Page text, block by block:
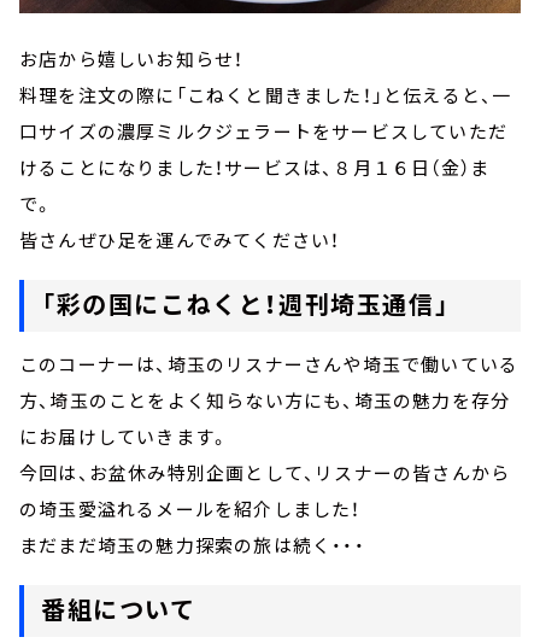
お店から嬉しいお知らせ！
料理を注文の際に「こねくと聞きました！」と伝えると、一
口サイズの濃厚ミルクジェラートをサービスしていただ
けることになりました！サービスは、８月１６日（金）ま
で。
皆さんぜひ足を運んでみてください！
「彩の国にこねくと！週刊埼玉通信」
このコーナーは、埼玉のリスナーさんや埼玉で働いている
方、埼玉のことをよく知らない方にも、埼玉の魅力を存分
にお届けしていきます。
今回は、お盆休み特別企画として、リスナーの皆さんから
の埼玉愛溢れるメールを紹介しました！
まだまだ埼玉の魅力探索の旅は続く・・・
番組について